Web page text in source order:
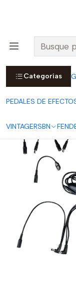
Categorías
PEDALES DE
VINTAGERSBN
Por compras
Padre Hurtado,
Inicio JOYO